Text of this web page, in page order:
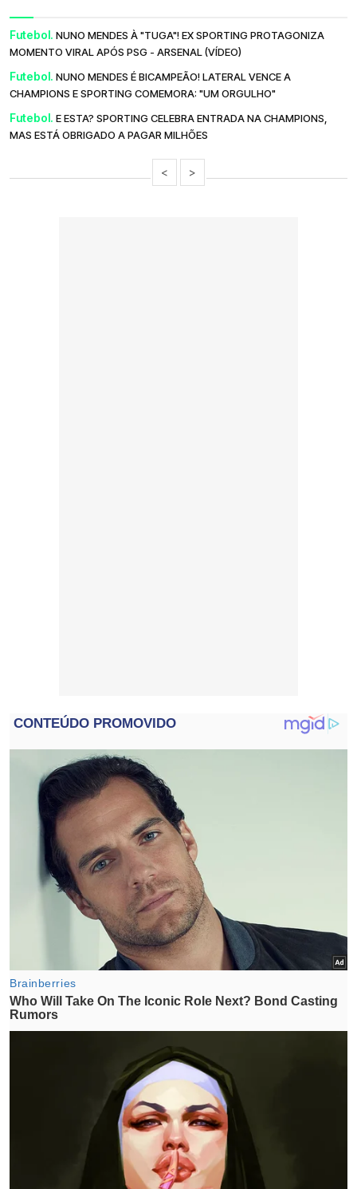
Futebol. NUNO MENDES À "TUGA"! EX SPORTING PROTAGONIZA
MOMENTO VIRAL APÓS PSG - ARSENAL (VÍDEO)
Futebol. NUNO MENDES É BICAMPEÃO! LATERAL VENCE A
CHAMPIONS E SPORTING COMEMORA: "UM ORGULHO"
Futebol. E ESTA? SPORTING CELEBRA ENTRADA NA CHAMPIONS,
MAS ESTÁ OBRIGADO A PAGAR MILHÕES
< >